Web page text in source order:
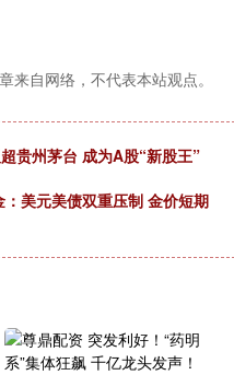
来自网络，不代表本站观点。
贵州茅台 成为A股“新股王”
：美元美债双重压制 金价短期